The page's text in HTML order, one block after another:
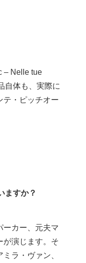
– Nelle tue
自体も、実際に
テ・ピッチオー
ますか？
ーカー、元夫マ
が演じます。そ
ラ・ヴァン、